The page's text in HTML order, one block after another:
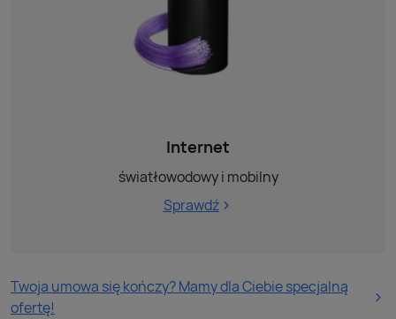
Internet
światłowodowy i mobilny
Sprawdź
Twoja umowa się kończy? Mamy dla Ciebie specjalną
ofertę!